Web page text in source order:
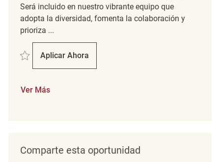
Será incluido en nuestro vibrante equipo que
adopta la diversidad, fomenta la colaboración y
prioriza ...
Salvar Merchandising Associate REQ96065
Aplicar Ahora
Merchandising Associate
Ver Más
Comparte esta oportunidad